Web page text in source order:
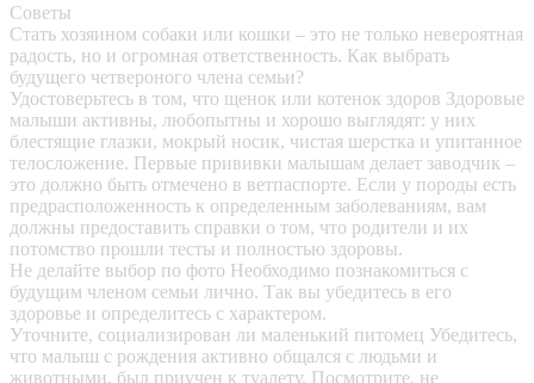
Советы
Стать хозяином собаки или кошки – это не только невероятная
радость, но и огромная ответственность. Как выбрать
будущего четвероного члена семьи?
Удостоверьтесь в том, что щенок или котенок здоров Здоровые
малыши активны, любопытны и хорошо выглядят: у них
блестящие глазки, мокрый носик, чистая шерстка и упитанное
телосложение. Первые прививки малышам делает заводчик –
это должно быть отмечено в ветпаспорте. Если у породы есть
предрасположенность к определенным заболеваниям, вам
должны предоставить справки о том, что родители и их
потомство прошли тесты и полностью здоровы.
Не делайте выбор по фото Необходимо познакомиться с
будущим членом семьи лично. Так вы убедитесь в его
здоровье и определитесь с характером.
Уточните, социализирован ли маленький питомец Убедитесь,
что малыш с рождения активно общался с людьми и
животными, был приучен к туалету. Посмотрите, не